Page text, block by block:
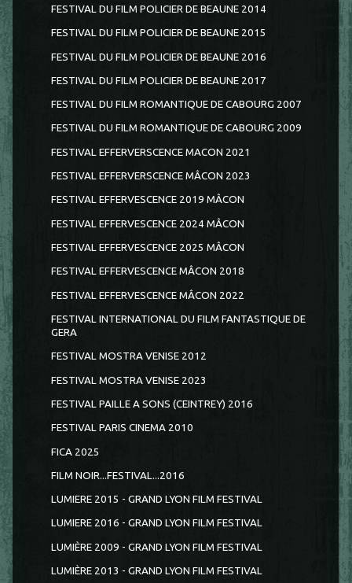
FESTIVAL DU FILM POLICIER DE BEAUNE 2014
FESTIVAL DU FILM POLICIER DE BEAUNE 2015
FESTIVAL DU FILM POLICIER DE BEAUNE 2016
FESTIVAL DU FILM POLICIER DE BEAUNE 2017
FESTIVAL DU FILM ROMANTIQUE DE CABOURG 2007
FESTIVAL DU FILM ROMANTIQUE DE CABOURG 2009
FESTIVAL EFFERVERSCENCE MACON 2021
FESTIVAL EFFERVERSCENCE MÂCON 2023
FESTIVAL EFFERVESCENCE 2019 MÂCON
FESTIVAL EFFERVESCENCE 2024 MÂCON
FESTIVAL EFFERVESCENCE 2025 MÂCON
FESTIVAL EFFERVESCENCE MÂCON 2018
FESTIVAL EFFERVESCENCE MÂCON 2022
FESTIVAL INTERNATIONAL DU FILM FANTASTIQUE DE
GERA
FESTIVAL MOSTRA VENISE 2012
FESTIVAL MOSTRA VENISE 2023
FESTIVAL PAILLE A SONS (CEINTREY) 2016
FESTIVAL PARIS CINEMA 2010
FICA 2025
FILM NOIR...FESTIVAL...2016
LUMIERE 2015 - GRAND LYON FILM FESTIVAL
LUMIERE 2016 - GRAND LYON FILM FESTIVAL
LUMIÈRE 2009 - GRAND LYON FILM FESTIVAL
LUMIÈRE 2013 - GRAND LYON FILM FESTIVAL